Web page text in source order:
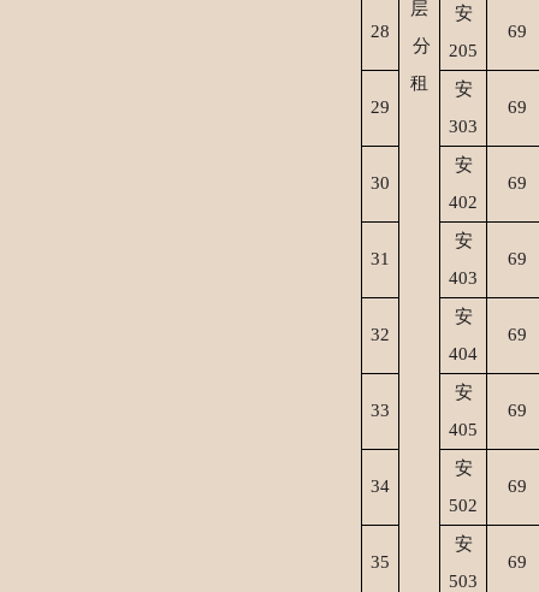
层
分
租
28
安
205
69
29
安
303
69
30
安
402
69
31
安
403
69
32
安
404
69
33
安
405
69
34
安
502
69
35
安
503
69